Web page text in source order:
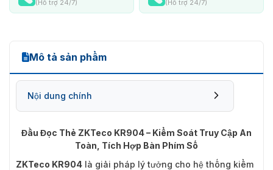
(Hỗ trợ 24/7) (Hỗ trợ 24/7)
Mô tả sản phẩm
Nội dung chính
Đầu Đọc Thẻ ZKTeco KR904 – Kiểm Soát Truy Cập An
Toàn, Tích Hợp Bàn Phím Số
ZKTeco KR904 là giải pháp lý tưởng cho hệ thống kiểm